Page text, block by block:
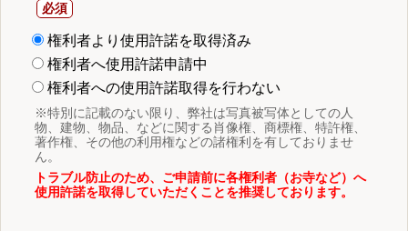
権利者より使用許諾を取得済み
権利者へ使用許諾申請中
権利者への使用許諾取得を行わない
※特別に記載のない限り、弊社は写真被写体としての人
物、建物、物品、などに関する肖像権、商標権、特許権、
著作権、その他の利用権などの諸権利を有しておりませ
ん。
トラブル防止のため、ご申請前に各権利者（お寺など）へ
使用許諾を取得していただくことを推奨しております。